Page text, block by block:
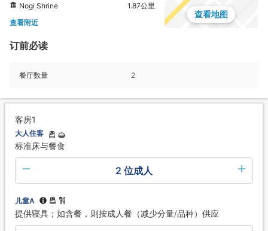
Nogi Shrine
1.87公里
查看附近
查看地图
订前必读
餐厅数量 2
客房1
大人住客
标准床与餐食
2 位成人
儿童A
提供寝具；如含餐，则按成人餐（减少分量/品种）供应